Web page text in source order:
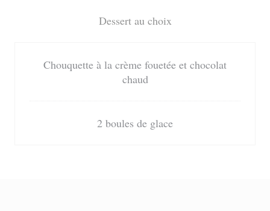
Dessert au choix
Chouquette à la crème fouetée et chocolat
chaud
2 boules de glace